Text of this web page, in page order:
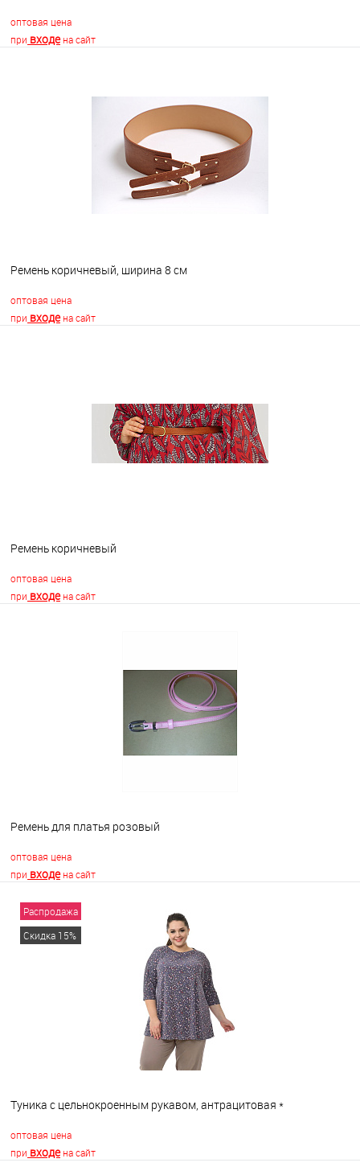
оптовая цена
при входена сайт
В наличии
Ремень коричневый, ширина 8 см
оптовая цена
при входена сайт
В наличии
Ремень коричневый
оптовая цена
при входена сайт
Недоступно
Ремень для платья розовый
оптовая цена
при входена сайт
В корзину
Распродажа
Скидка 15%
Туника с цельнокроенным рукавом, антрацитовая *
оптовая цена
при входена сайт